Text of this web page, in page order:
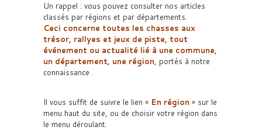
Un rappel : vous pouvez consulter nos articles
classés par régions et par départements.
Ceci concerne toutes les chasses aux
trésor, rallyes et jeux de piste, tout
événement ou actualité lié à une commune,
un département, une région, portés à notre
connaissance .
Il vous suffit de suivre le lien « En région » sur le
menu haut du site, ou de choisir votre région dans
le menu déroulant.